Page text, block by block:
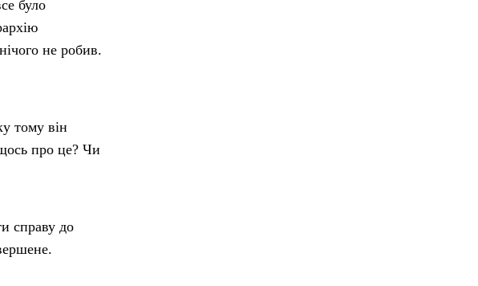
було
не робив.
тому він
про це? Чи
справу до